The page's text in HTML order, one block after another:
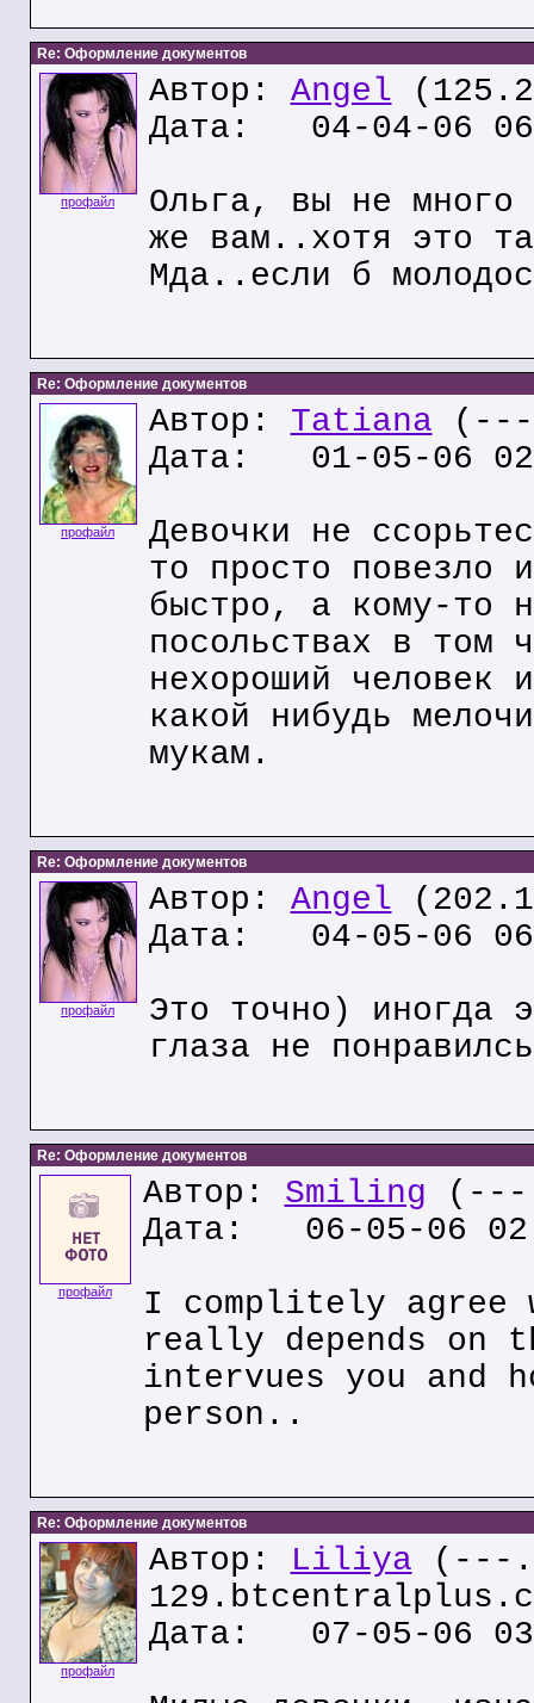
Re: Оформление документов
профайл
Автор: Angel
Дата: 04-04-06
Ольга, вы не много
же вам..хотя это
Мда..если б
Re: Оформление документов
профайл
Автор: Tatiana (---
Дата: 01-05-06
Девочки не
то просто повезло
быстро, а кому-то
посольствах в том
нехороший человек
какой нибудь
мукам.
Re: Оформление документов
профайл
Автор: Angel
Дата: 04-05-06
Это точно) иногда
глаза не
Re: Оформление документов
профайл
Автор: Smiling (---
Дата: 06-05-06
I complitely agree
really depends on
intervues you and
person..
Re: Оформление документов
профайл
Автор: Liliya (---
Дата: 07-05-06